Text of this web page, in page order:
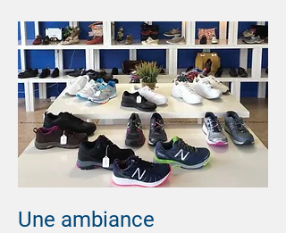
Une ambiance